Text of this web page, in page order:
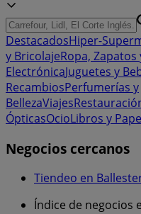
DestacadosHiper-
y BricolajeRopa,
ElectrónicaJuguetes y
RecambiosPerfumerías y
BellezaViajes
ÓpticasOcioLibros y
Negocios cercanos
Tiendeo en
Índice de negocios